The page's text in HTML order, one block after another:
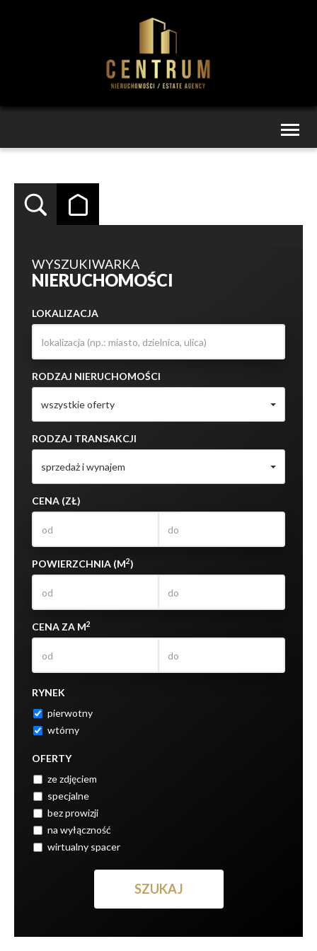
WYSZUKIWARKA
NIERUCHOMOŚCI
LOKALIZACJA
RODZAJ NIERUCHOMOŚCI
wszystkie oferty
RODZAJ TRANSAKCJI
sprzedaż i wynajem
CENA (ZŁ)
POWIERZCHNIA (M2)
CENA ZA M2
RYNEK
pierwotny
wtórny
OFERTY
ze zdjęciem
specjalne
bez prowizji
na wyłączność
wirtualny spacer